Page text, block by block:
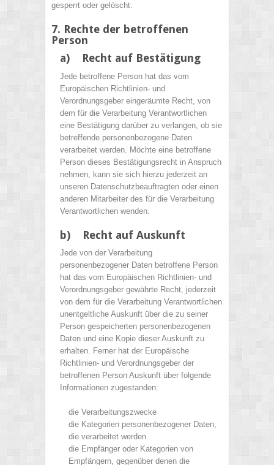
gesperrt oder gelöscht.
7. Rechte der betroffenen
Person
a) Recht auf Bestätigung
Jede betroffene Person hat das vom
Europäischen Richtlinien- und
Verordnungsgeber eingeräumte Recht, von
dem für die Verarbeitung Verantwortlichen
eine Bestätigung darüber zu verlangen, ob sie
betreffende personenbezogene Daten
verarbeitet werden. Möchte eine betroffene
Person dieses Bestätigungsrecht in Anspruch
nehmen, kann sie sich hierzu jederzeit an
unseren Datenschutzbeauftragten oder einen
anderen Mitarbeiter des für die Verarbeitung
Verantwortlichen wenden.
b) Recht auf Auskunft
Jede von der Verarbeitung
personenbezogener Daten betroffene Person
hat das vom Europäischen Richtlinien- und
Verordnungsgeber gewährte Recht, jederzeit
von dem für die Verarbeitung Verantwortlichen
unentgeltliche Auskunft über die zu seiner
Person gespeicherten personenbezogenen
Daten und eine Kopie dieser Auskunft zu
erhalten. Ferner hat der Europäische
Richtlinien- und Verordnungsgeber der
betroffenen Person Auskunft über folgende
Informationen zugestanden:
die Verarbeitungszwecke
die Kategorien personenbezogener Daten,
die verarbeitet werden
die Empfänger oder Kategorien von
Empfängern, gegenüber denen die